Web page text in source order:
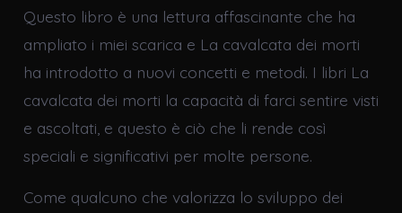
Questo libro è una lettura affascinante che ha
ampliato i miei scarica e La cavalcata dei morti
ha introdotto a nuovi concetti e metodi. I libri La
cavalcata dei morti la capacità di farci sentire visti
e ascoltati, e questo è ciò che li rende così
speciali e significativi per molte persone.
Come qualcuno che valorizza lo sviluppo dei